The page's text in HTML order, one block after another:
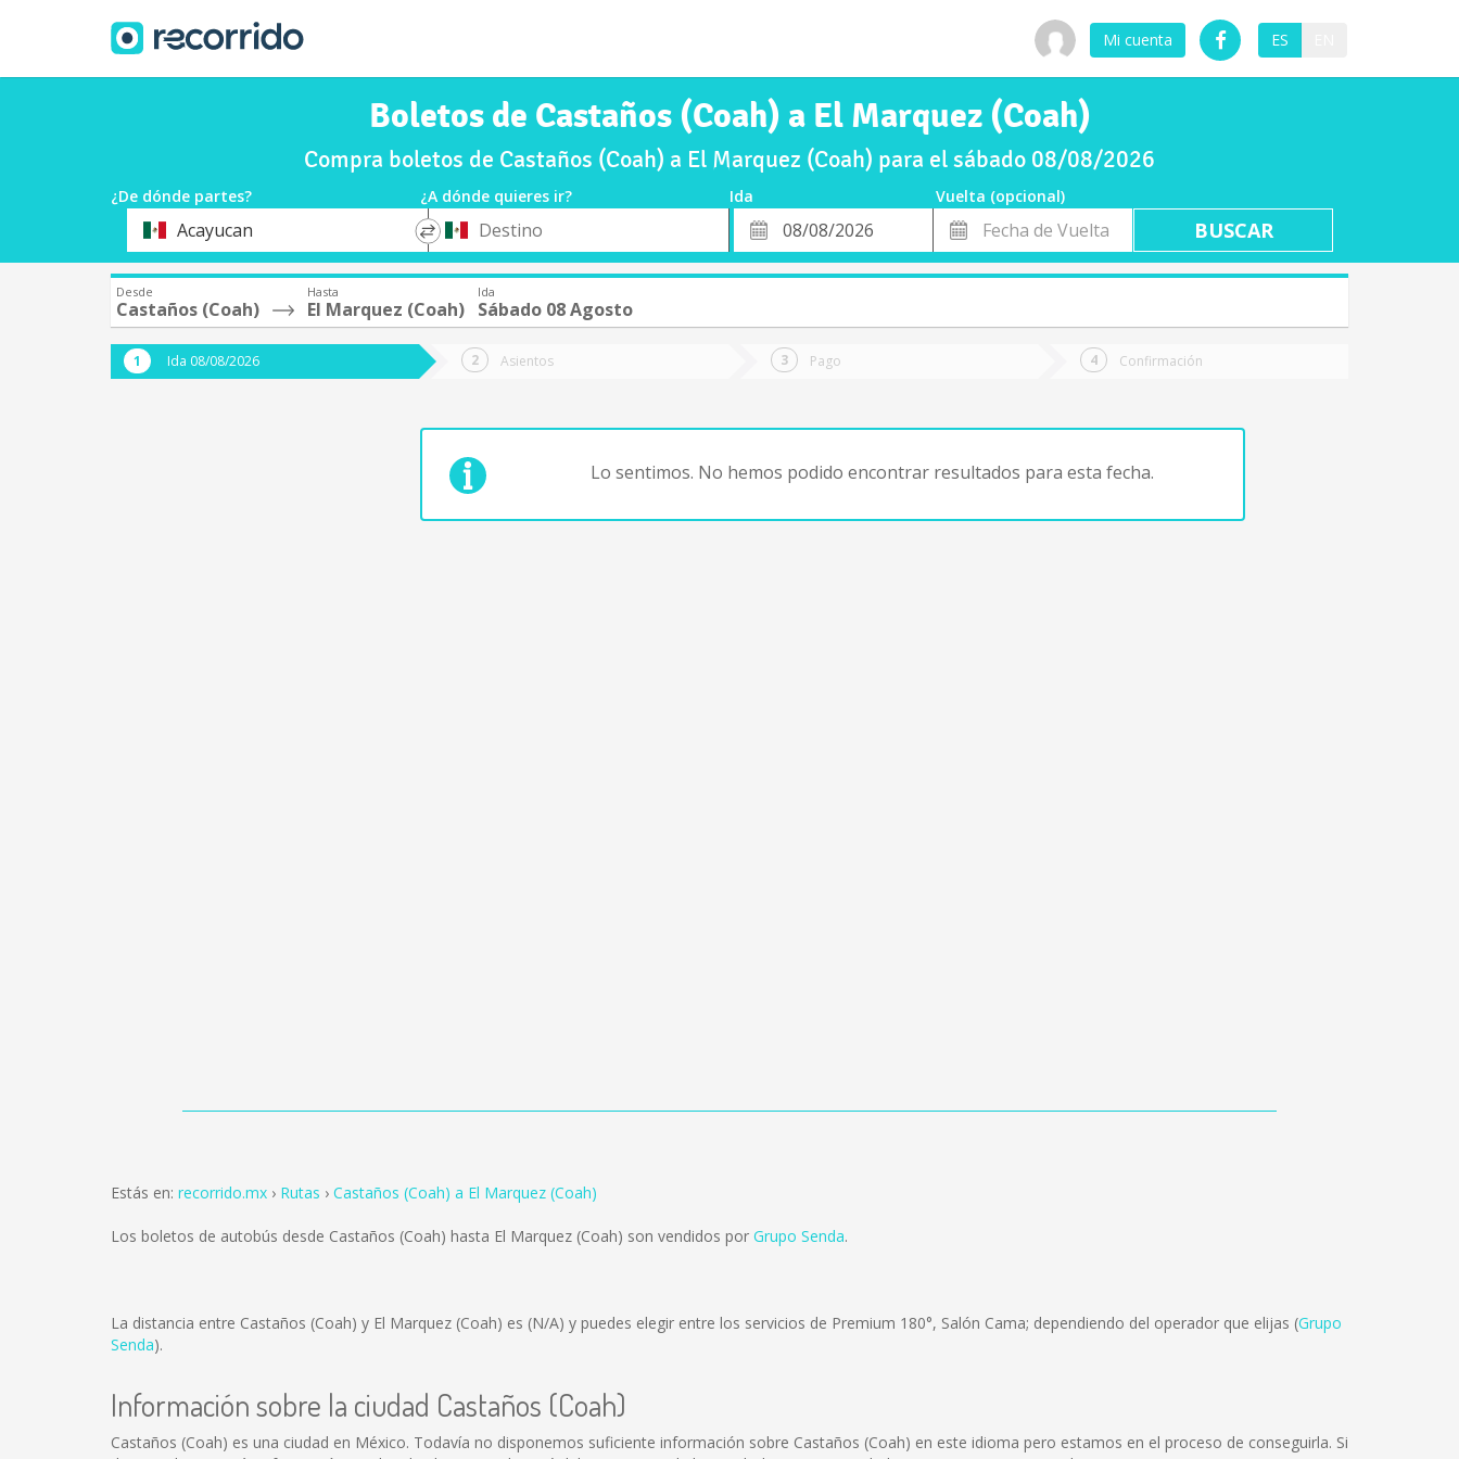
Mi cuenta ES
Boletos de Castaños (Coah) a El Marquez (Coah)
Compra boletos de Castaños (Coah) a El Marquez (Coah) para el sábado 08/08/2026
¿De dónde partes? ¿A dónde quieres ir? Ida
Vuelta (opcional)
OrigenAcayucan
*
Destino
Fecha
de
Fecha
de
Vuelta
Desde
Castaños (Coah)
Hasta
El Marquez (Coah)
Ida
Sábado 08 Agosto
Ida 08/08/2026 Asientos Pago Confirmación
Lo sentimos. No hemos podido encontrar resultados para esta fecha.
Estás en: recorrido.mx Rutas Castaños (Coah) a El Marquez (Coah)
Los boletos de autobús desde Castaños (Coah) hasta El Marquez (Coah) son vendidos por Grupo Senda.
La distancia entre Castaños (Coah) y El Marquez (Coah) es (N/A) y puedes elegir entre los servicios de Premium 180°, Salón Cama; dependiendo del operador que elijas (Grupo
Senda).
Información sobre la ciudad Castaños (Coah)
Castaños (Coah) es una ciudad en México. Todavía no disponemos suficiente información sobre Castaños (Coah) en este idioma pero estamos en el proceso de conseguirla. Si